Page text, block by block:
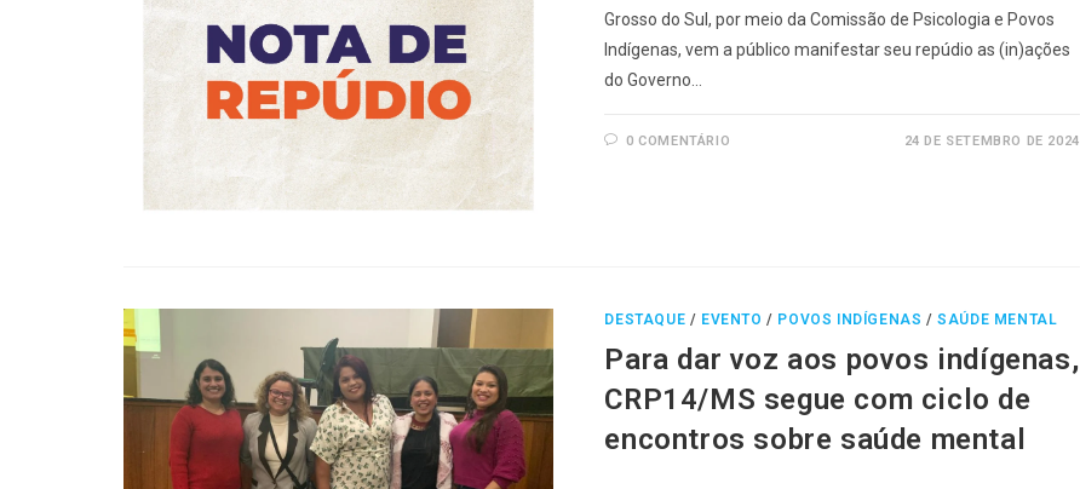
Grosso do Sul, por meio da Comissão de Psicologia e Povos
Indígenas, vem a público manifestar seu repúdio as (in)ações
do Governo…
0 COMENTÁRIO 24 DE SETEMBRO DE 2024
DESTAQUE / EVENTO / POVOS INDÍGENAS /SAÚDE MENTAL
Para dar voz aos povos indígenas,
CRP14/MS segue com ciclo de
encontros sobre saúde mental